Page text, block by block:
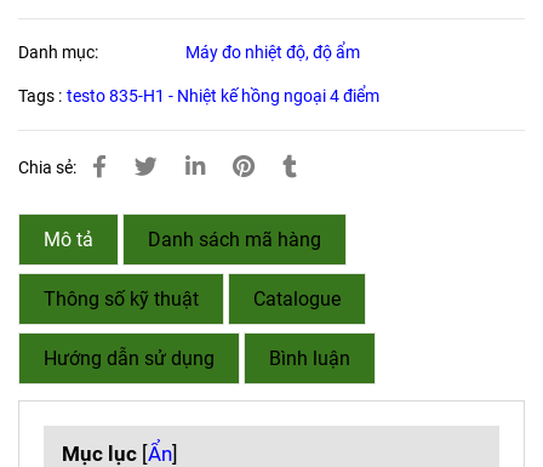
Danh mục: Máy đo nhiệt độ, độ ẩm
Tags : testo 835-H1 - Nhiệt kế hồng ngoại 4 điểm
Chia sẻ:
Mô tả Danh sách mã hàng
Thông số kỹ thuật Catalogue
Hướng dẫn sử dụng Bình luận
Mục lục [Ẩn]